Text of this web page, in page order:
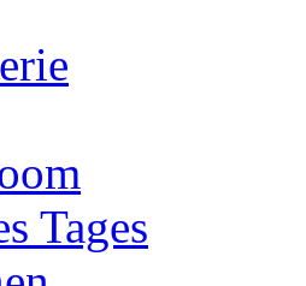
Tages